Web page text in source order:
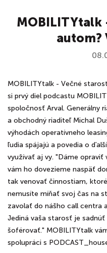
MOBILITYtalk
autom?
MOBILITYtalk - Večné
si prvý diel podcastu
spoločnosť Arval. Generálny
a obchodný riaditeľ Michal
výhodách operatívneho
ľudia spájajú a povedia o
využívať aj vy. "Dáme opraviť
vám ho dovezieme naspäť
tak venovať činnostiam,
nemusíte míňať svoj čas na
zavolať do nášho call centra
Jediná vaša starosť je
šoférovať." MOBILITYtalk
spolupráci s